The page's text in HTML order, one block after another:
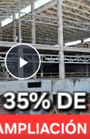
P
l